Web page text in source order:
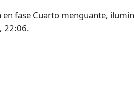
en fase Cuarto menguante,
22:06.